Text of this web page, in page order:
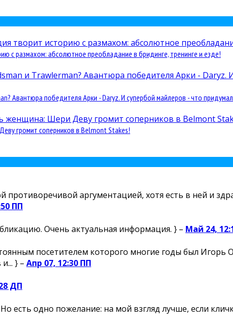
с размахом: абсолютное преобладание в бридинге, тренинге и езде!
Авантюра победителя Арки - Daryz. И супербой майлеров - что
громит соперников в Belmont Stakes!
противоречивой аргументацией, хотя есть в ней и
ПП
Очень актуальная информация. } – Май 24,
посетителем которого многие годы был Игорь
} – Апр 07, 12:30 ПП
ДП
Но есть одно пожелание: на мой взгляд лучше, если